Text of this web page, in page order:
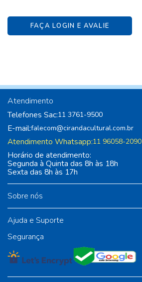
FAÇA LOGIN E AVALIE
Sobre nós
Ajuda e Suporte
Atendimento
Telefones Sac:11 3761-9500
E-mail:falecom@cirandacultural.com.br
Atendimento Whatsapp:11 96058-2090
Horário de atendimento:
Segunda à Quinta das 8h às 18h
Sexta das 8h às 17h
Segurança